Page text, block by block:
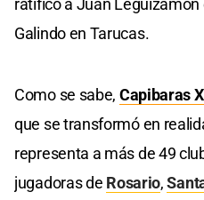
ratificó a Juan
Galindo en Tarucas.
Como se sabe, Capibaras
que se transformó en
representa a más de 49
jugadoras de Rosario,